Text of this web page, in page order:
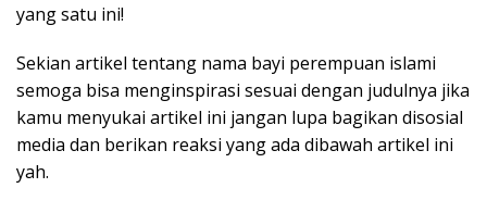
yang satu ini!
Sekian artikel tentang nama bayi perempuan islami
semoga bisa menginspirasi sesuai dengan judulnya jika
kamu menyukai artikel ini jangan lupa bagikan disosial
media dan berikan reaksi yang ada dibawah artikel ini
yah.